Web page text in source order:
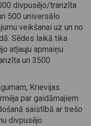
divpusējo/tranzīta
500 universālo
veikšanai uz un no
Sēdes laikā tika
atļauju apmaiņu
un 3500
Krievijas
par gaidāmajiem
saistībā ar trešo
divpusējo